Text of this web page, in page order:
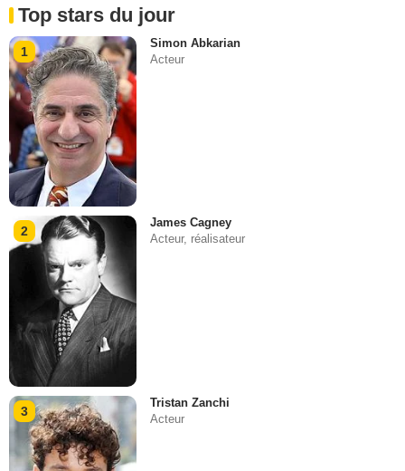
Top stars du jour
1
Simon Abkarian
Acteur
2
James Cagney
Acteur, réalisateur
3
Tristan Zanchi
Acteur